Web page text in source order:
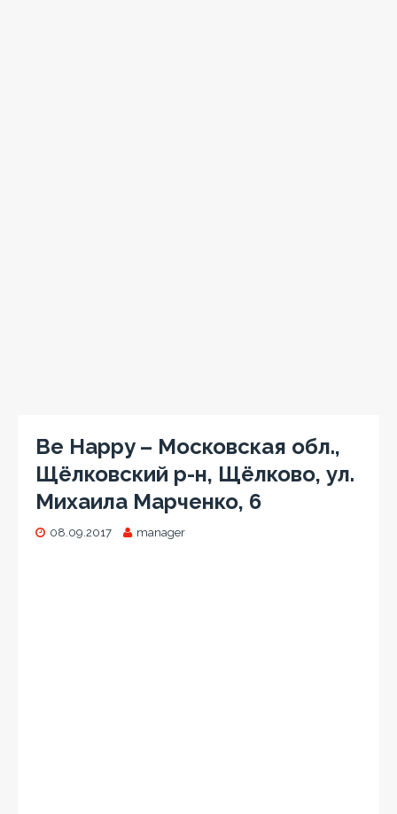
Be Happy – Московская обл.,
Щёлковский р-н, Щёлково, ул.
Михаила Марченко, 6
08.09.2017 manager